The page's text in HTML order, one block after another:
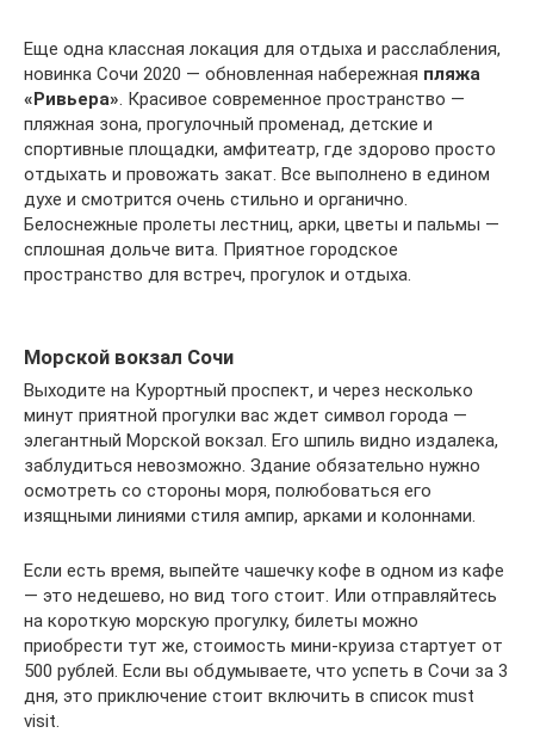
Еще одна классная локация для отдыха и расслабления,
новинка Сочи 2020 — обновленная набережная пляжа
«Ривьера». Красивое современное пространство —
пляжная зона, прогулочный променад, детские и
спортивные площадки, амфитеатр, где здорово просто
отдыхать и провожать закат. Все выполнено в едином
духе и смотрится очень стильно и органично.
Белоснежные пролеты лестниц, арки, цветы и пальмы —
сплошная дольче вита. Приятное городское
пространство для встреч, прогулок и отдыха.
Морской вокзал Сочи
Выходите на Курортный проспект, и через несколько
минут приятной прогулки вас ждет символ города —
элегантный Морской вокзал. Его шпиль видно издалека,
заблудиться невозможно. Здание обязательно нужно
осмотреть со стороны моря, полюбоваться его
изящными линиями стиля ампир, арками и колоннами.
Если есть время, выпейте чашечку кофе в одном из кафе
— это недешево, но вид того стоит. Или отправляйтесь
на короткую морскую прогулку, билеты можно
приобрести тут же, стоимость мини-круиза стартует от
500 рублей. Если вы обдумываете, что успеть в Сочи за 3
дня, это приключение стоит включить в список must
visit.